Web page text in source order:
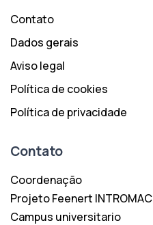
Contato
Dados gerais
Aviso legal
Política de cookies
Política de privacidade
Contato
Coordenação
Projeto Feenert INTROMAC
Campus universitario